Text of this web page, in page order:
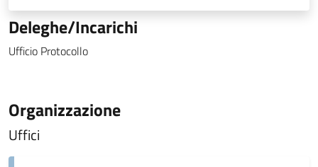
Deleghe/Incarichi
Ufficio Protocollo
Organizzazione
Uffici